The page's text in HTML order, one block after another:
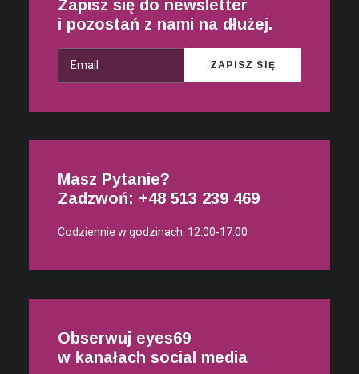
Zapisz się do newsletter
i pozostań z nami na dłużej.
Masz Pytanie?
Zadzwoń: +48 513 239 469
Codziennie w godzinach: 12:00-17:00
Obserwuj eyes69
w kanałach social media